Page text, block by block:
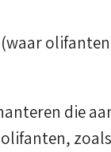
die